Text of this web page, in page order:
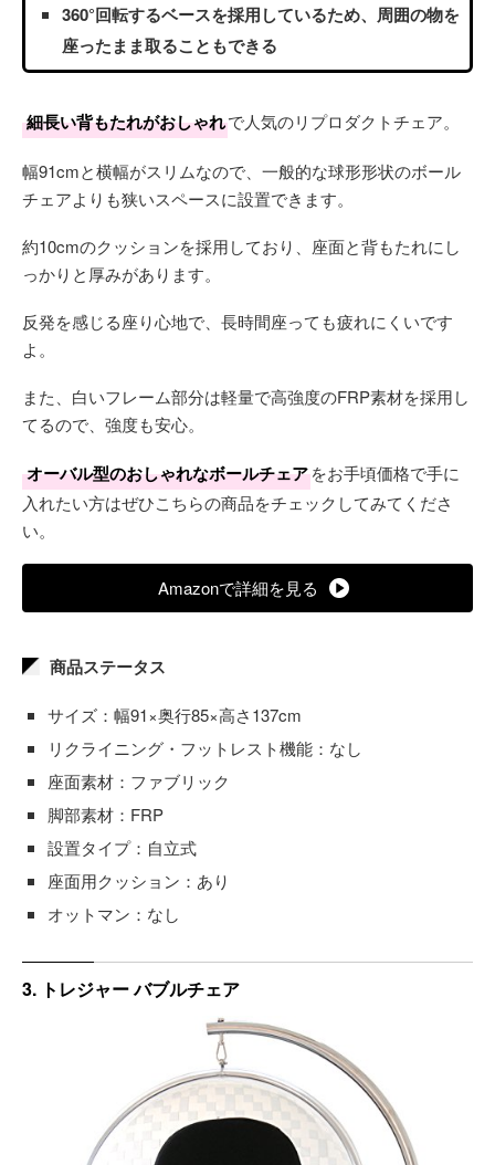
360°回転するベースを採用しているため、周囲の物を
座ったまま取ることもできる
細長い背もたれがおしゃれで人気のリプロダクトチェア。
幅91cmと横幅がスリムなので、一般的な球形形状のボール
チェアよりも狭いスペースに設置できます。
約10cmのクッションを採用しており、座面と背もたれにし
っかりと厚みがあります。
反発を感じる座り心地で、長時間座っても疲れにくいです
よ。
また、白いフレーム部分は軽量で高強度のFRP素材を採用し
てるので、強度も安心。
オーバル型のおしゃれなボールチェアをお手頃価格で手に
入れたい方はぜひこちらの商品をチェックしてみてくださ
い。
Amazonで詳細を見る
商品ステータス
サイズ：幅91×奥行85×高さ137cm
リクライニング・フットレスト機能：なし
座面素材：ファブリック
脚部素材：FRP
設置タイプ：自立式
座面用クッション：あり
オットマン：なし
3. トレジャー バブルチェア